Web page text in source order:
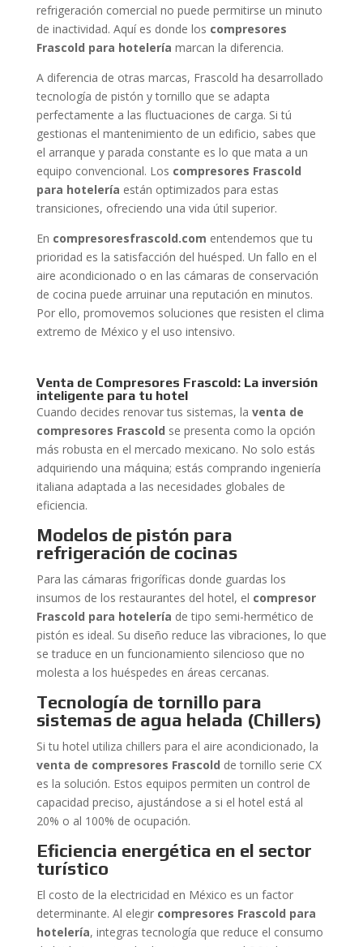
refrigeración comercial no puede permitirse un minuto
de inactividad. Aquí es donde los compresores
Frascold para hotelería marcan la diferencia.
A diferencia de otras marcas, Frascold ha desarrollado
tecnología de pistón y tornillo que se adapta
perfectamente a las fluctuaciones de carga. Si tú
gestionas el mantenimiento de un edificio, sabes que
el arranque y parada constante es lo que mata a un
equipo convencional. Los compresores Frascold
para hotelería están optimizados para estas
transiciones, ofreciendo una vida útil superior.
En compresoresfrascold.com entendemos que tu
prioridad es la satisfacción del huésped. Un fallo en el
aire acondicionado o en las cámaras de conservación
de cocina puede arruinar una reputación en minutos.
Por ello, promovemos soluciones que resisten el clima
extremo de México y el uso intensivo.
Venta de Compresores Frascold: La inversión
inteligente para tu hotel
Cuando decides renovar tus sistemas, la venta de
compresores Frascold se presenta como la opción
más robusta en el mercado mexicano. No solo estás
adquiriendo una máquina; estás comprando ingeniería
italiana adaptada a las necesidades globales de
eficiencia.
Modelos de pistón para
refrigeración de cocinas
Para las cámaras frigoríficas donde guardas los
insumos de los restaurantes del hotel, el compresor
Frascold para hotelería de tipo semi-hermético de
pistón es ideal. Su diseño reduce las vibraciones, lo que
se traduce en un funcionamiento silencioso que no
molesta a los huéspedes en áreas cercanas.
Tecnología de tornillo para
sistemas de agua helada (Chillers)
Si tu hotel utiliza chillers para el aire acondicionado, la
venta de compresores Frascold de tornillo serie CX
es la solución. Estos equipos permiten un control de
capacidad preciso, ajustándose a si el hotel está al
20% o al 100% de ocupación.
Eficiencia energética en el sector
turístico
El costo de la electricidad en México es un factor
determinante. Al elegir compresores Frascold para
hotelería, integras tecnología que reduce el consumo